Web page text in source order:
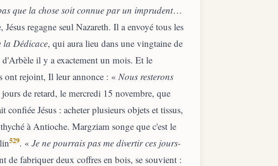
que la chose soit connue par un imprudent…
regagne seul Nazareth. Il a envoyé tous les
la Dédicace, qui aura lieu dans une vingtaine de
il y a exactement un mois. Et le
ont rejoint, Il leur annonce : «Nous resterons
jours de retard, le mercredi 15 novembre, que
Jésus : acheter plusieurs objets et tissus,
à Antioche. Margziam songe que c'est le
529. « Je ne pourrais pas me divertir ces jours-
de fabriquer deux coffres en bois, se souvient :